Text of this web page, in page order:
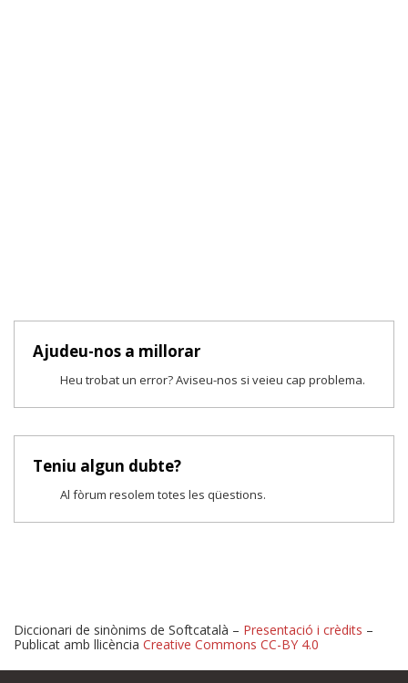
Ajudeu-nos a millorar
Heu trobat un error? Aviseu-nos si veieu cap problema.
Teniu algun dubte?
Al fòrum resolem totes les qüestions.
Diccionari de sinònims de Softcatalà – Presentació i crèdits –
Publicat amb llicència Creative Commons CC-BY 4.0